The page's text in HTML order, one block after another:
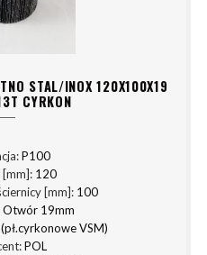
STAL/INOX 120X100X19
CYRKON
P100
[mm]: 120
[mm]: 100
Otwór 19mm
VSM)
POL